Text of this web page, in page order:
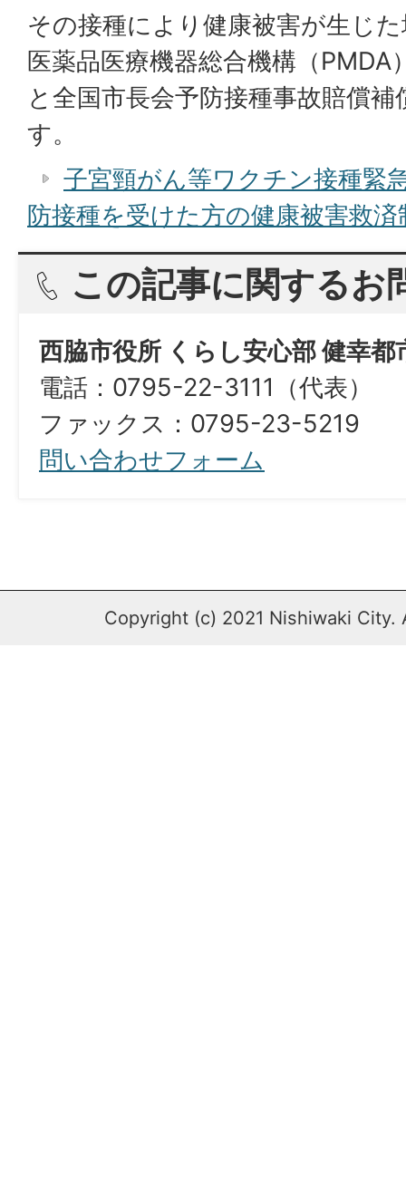
その接種により健康被害が生じ
医薬品医療機器総合機構（PMDA
と全国市長会予防接種事故賠償
す。
子宮頸がん等ワクチン接種緊
防接種を受けた方の健康被害救
この記事に関するお
西脇市役所 くらし安心部 健幸都
電話：0795-22-3111（代表）
​​​​​​​ファックス：0795-23-5219
問い合わせフォーム
Copyright (c) 2021 Nishiwaki City.